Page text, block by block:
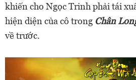
khiến cho Ngọc Trinh phải tái
hiện diện của cô trong Chân
về trước.